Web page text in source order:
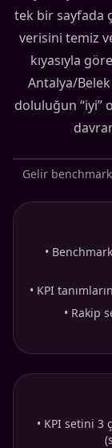
tek bir sayfada
verisini temiz
kıyasıyla
Antalya/
doluluğun “iyi”
Gelir
•
• KPI
• Rakip
• KPI setini 3